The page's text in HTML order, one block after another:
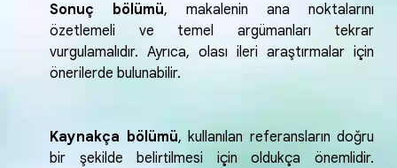
Sonuç bölümü, makalenin ana noktalarını
özetlemeli ve temel argümanları tekrar
vurgulamalıdır. Ayrıca, olası ileri araştırmalar için
önerilerde bulunabilir.
Kaynakça bölümü, kullanılan referansların doğru
bir şekilde belirtilmesi için oldukça önemlidir.